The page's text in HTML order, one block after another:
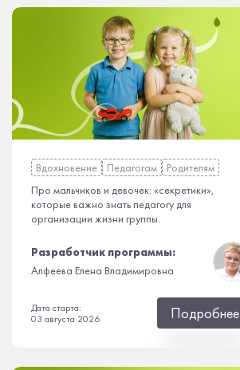
Вдохновение Педагогам
Родителям
Про мальчиков и девочек: «секретики»,
которые важно знать педагогу для
организации жизни группы.
Разработчик программы:
Алфеева Елена Владимировна
Дата старта:
03 августа 2026
Подробнее